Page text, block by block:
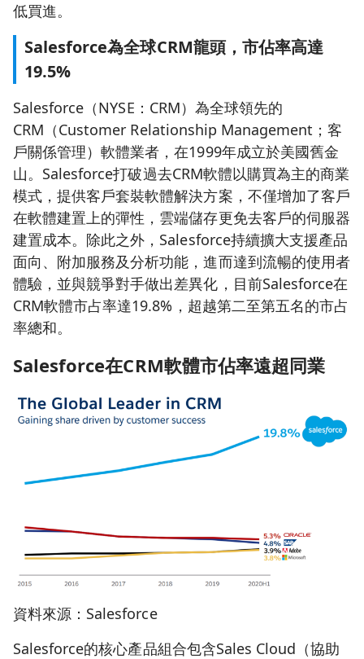
低買進。
Salesforce為全球CRM龍頭，市佔率高達
19.5%
Salesforce（NYSE：CRM）為全球領先的
CRM（Customer Relationship Management；客
戶關係管理）軟體業者，在1999年成立於美國舊金
山。Salesforce打破過去CRM軟體以購買為主的商業
模式，提供客戶套裝軟體解決方案，不僅增加了客戶
在軟體建置上的彈性，雲端儲存更免去客戶的伺服器
建置成本。除此之外，Salesforce持續擴大支援產品
面向、附加服務及分析功能，進而達到流暢的使用者
體驗，並與競爭對手做出差異化，目前Salesforce在
CRM軟體市占率達19.8%，超越第二至第五名的市占
率總和。
Salesforce在CRM軟體市佔率遠超同業
資料來源：Salesforce
Salesforce的核心產品組合包含Sales Cloud（協助